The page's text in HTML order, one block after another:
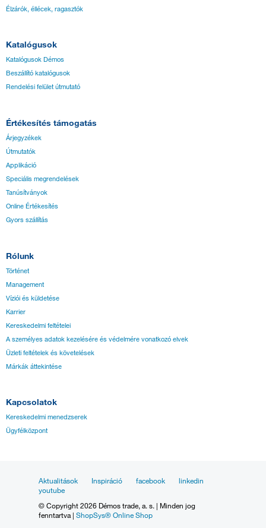
Élzárók, éllécek, ragasztók
Katalógusok
Katalógusok Démos
Beszállító katalógusok
Rendelési felület útmutató
Értékesítés támogatás
Árjegyzékek
Útmutatók
Applikáció
Speciális megrendelések
Tanúsítványok
Online Értékesítés
Gyors szállítás
Rólunk
Történet
Management
Víziói és küldetése
Karrier
Kereskedelmi feltételei
A személyes adatok kezelésére és védelmére vonatkozó elvek
Üzleti feltételek és követelések
Márkák áttekintése
Kapcsolatok
Kereskedelmi menedzserek
Ügyfélközpont
Aktualitások Inspiráció facebook
linkedin
youtube
© Copyright 2026 Démos trade, a. s. | Minden jog
fenntartva | ShopSys® Online Shop